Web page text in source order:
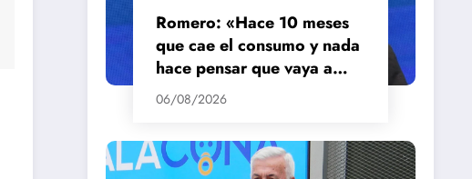
Romero: «Hace 10 meses
que cae el consumo y nada
hace pensar que vaya a
repuntar»
06/08/2026